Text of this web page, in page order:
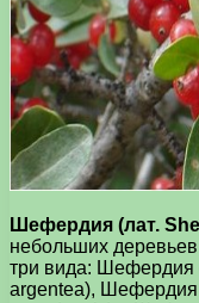
Шефердия (лат.
небольших
три вида: Шефердия
argentea), Шефердия